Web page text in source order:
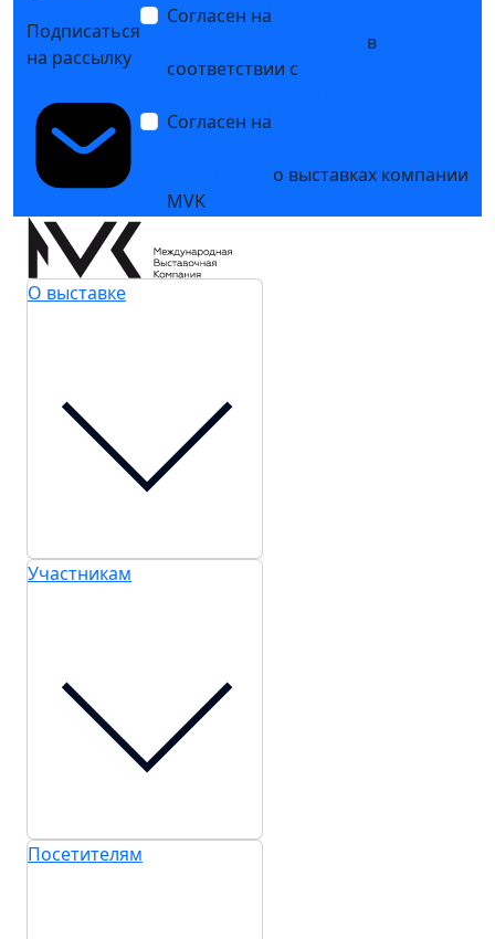
Подписаться
на рассылку
Согласен на
в
соответствии с
Согласен на
о выставках компании
MVK
О выставке
Участникам
Посетителям